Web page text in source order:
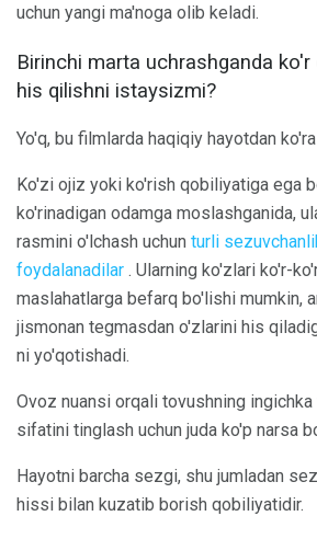
uchun yangi ma'noga olib keladi.
Birinchi marta uchrashganda
his qilishni istaysizmi?
Yo'q, bu filmlarda haqiqiy hayotdan
Ko'zi ojiz yoki ko'rish qobiliyatiga ega
ko'rinadigan odamga moslashganida,
rasmini o'lchash uchun turli
foydalanadilar . Ularning ko'zlari ko'r-
maslahatlarga befarq bo'lishi mumkin,
jismonan tegmasdan o'zlarini his
ni yo'qotishadi.
Ovoz nuansi orqali tovushning ingichka
sifatini tinglash uchun juda ko'p narsa
Hayotni barcha sezgi, shu jumladan
hissi bilan kuzatib borish qobiliyatidir.